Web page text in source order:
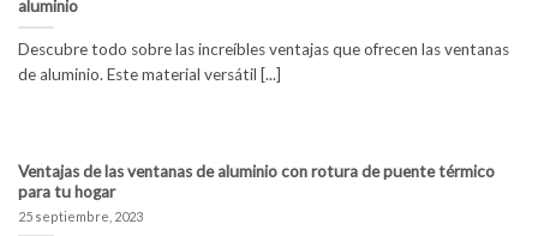
aluminio
Descubre todo sobre las increíbles ventajas que ofrecen las ventanas
de aluminio. Este material versátil [...]
Ventajas de las ventanas de aluminio con rotura de puente térmico
para tu hogar
25 septiembre, 2023